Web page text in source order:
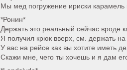
Мы мед погружение ириски карамель
*Ронин*
Держать это реальный сейчас вроде
Я получил крюк вверх, см. держать на
У вас на рейсе как вы хотите иметь
Скажи мне, чего ты хочешь и я дам